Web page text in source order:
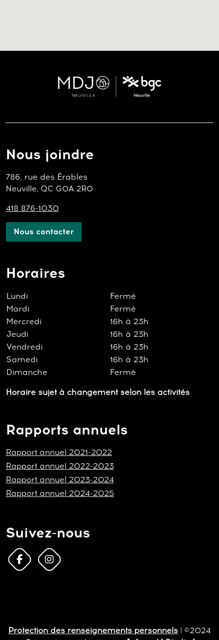
Nous joindre
786, rue des Érables
Neuville, QC G0A 2R0
418 876-1030
Nous contacter
Horaires
Lundi
Fermé
Mardi
Fermé
Mercredi
16h à 23h
Jeudi
16h à 23h
Vendredi
16h à 23h
Samedi
16h à 23h
Dimanche
Fermé
Horaire sujet à changement selon les activités
Rapports annuels
Rapport annuel 2021-2022
Rapport annuel 2022-2023
Rapport annuel 2023-2024
Rapport annuel 2024-2025
Suivez-nous
Protection des renseignements personnels | ©2024